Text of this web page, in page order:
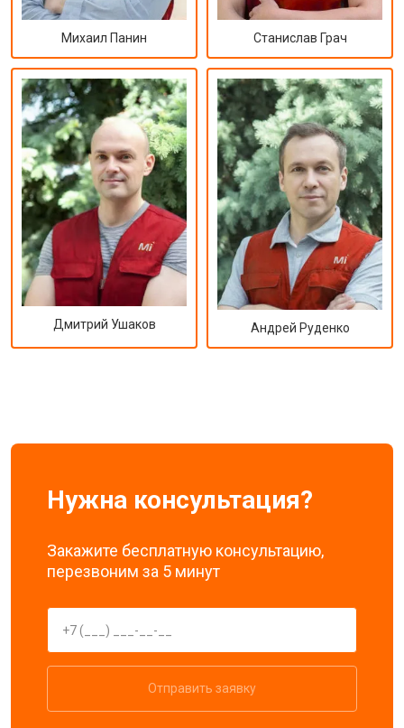
Михаил Панин Станислав Грач
Дмитрий Ушаков Андрей Руденко
Нужна консультация?
Закажите бесплатную консультацию,
перезвоним за 5 минут
Отправить заявку